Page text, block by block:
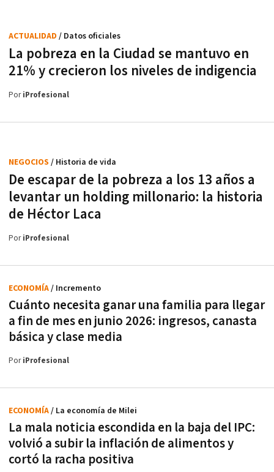
La pobreza en la Ciudad se mantuvo en
21% y crecieron los niveles de indigencia
ACTUALIDAD / Datos oficiales
PoriProfesional
De escapar de la pobreza a los 13 años a
levantar un holding millonario: la historia
de Héctor Laca
NEGOCIOS / Historia de vida
PoriProfesional
Cuánto necesita ganar una familia para llegar
a fin de mes en junio 2026: ingresos, canasta
básica y clase media
ECONOMÍA/ Incremento
PoriProfesional
La mala noticia escondida en la baja del IPC:
volvió a subir la inflación de alimentos y
cortó la racha positiva
ECONOMÍA/ La economía de Milei